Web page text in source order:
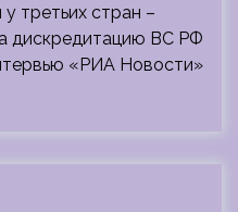
у третьих стран –
дискредитацию ВС РФ
«РИА Новости»